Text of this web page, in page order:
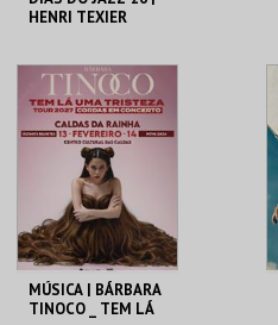
HENRI TEXIER
C.CULTURAL CALDAS
RAINHA
MAIS INFO
COMPRAR
MÚSICA | BÁRBARA
TINOCO _ TEM LÁ